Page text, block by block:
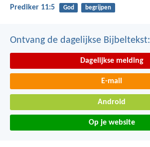
Prediker 11:5 God begrijpen
Ontvang de dagelijkse Bijbeltekst:
Dagelijkse melding
E-mail
Android
Op je website